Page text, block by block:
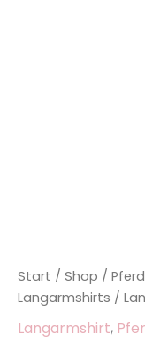
Start / Shop /
Langarmshirts /
Langarmshirt,